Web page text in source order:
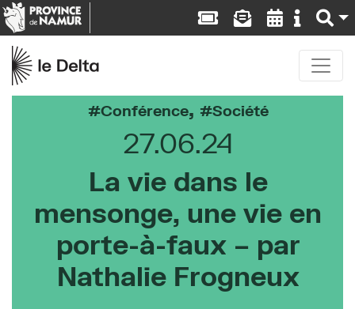
Conférence, Société
27.06.24
La vie dans le
mensonge, une vie en
porte-à-faux – par
Nathalie Frogneux